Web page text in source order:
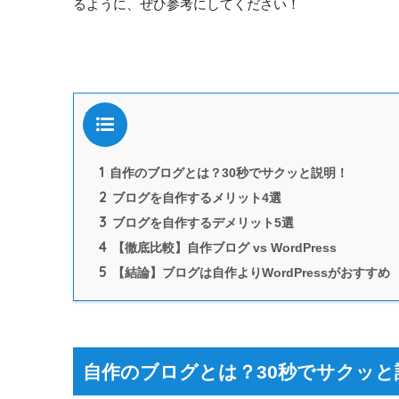
るように、ぜひ参考にしてください！
目次
1 自作のブログとは？30秒でサクッと説明！
2 ブログを自作するメリット4選
3 ブログを自作するデメリット5選
4 【徹底比較】自作ブログ vs WordPress
5 【結論】ブログは自作よりWordPressがおすすめ
自作のブログとは？30秒でサクッと